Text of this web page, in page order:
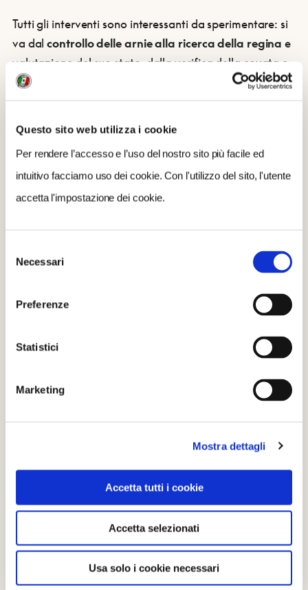
Questo sito web utilizza i cookie
Per rendere l’accesso e l’uso del nostro sito più facile ed
intuitivo facciamo uso dei cookie. Con l'utilizzo del sito, l'utente
accetta l'impostazione dei cookie.
delNecessari
Preferenze
Statistici
Marketing
Mostra dettagli
Accetta tutti i cookie
Accetta selezionati
Usa solo i cookie necessari
Tutti gli interventi sono interessanti da sperimentare: si
va dalcontrollo delle arnie alla ricerca della regina e
valutazione del suo stato, dalla verifica della covata e
della crescita della colonia, al controllo della scorta di
favi, e molto altro.
In qualsiasi stagione con qualsiasi condizione meteo,la
lezione saprà regalare un’esperienza davvero
Apicoltura - foto Tenuta Zita pagina Facebook
provenienti dall’azienda Tenuta Zita.